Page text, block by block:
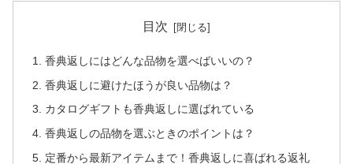
目次
香典返しにはどんな品物を選べばいいの？
香典返しに避けたほうが良い品物は？
カタログギフトも香典返しに選ばれている
香典返しの品物を選ぶときのポイントは？
定番から最新アイテムまで！香典返しに喜ばれる返礼